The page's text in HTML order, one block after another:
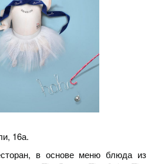
16а.
в основе меню блюда из